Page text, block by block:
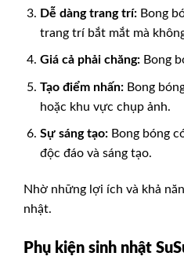
Dễ dàng trang trí:Bong
trang trí bắt mắt mà
Giá cả phải chăng:Bong
Tạo điểm nhấn:Bong
hoặc khu vực chụp ảnh.
Sự sáng tạo:Bong bóng
độc đáo và sáng tạo.
Nhờ những lợi ích và khả
nhật.
Phụ kiện sinh nhật